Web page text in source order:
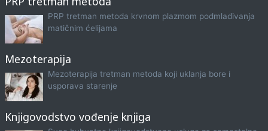
PRP tretman metoda krvnom plazmom podmlađivanja
matičnim ćelijama
Mezoterapija
Mezoterapija tretman metoda koji uklanja bore i
usporava starenje
Knjigovodstvo vođenje knjiga